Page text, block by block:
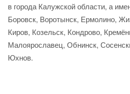
в города Калужской области, а
Боровск, Воротынск, Ермолино,
Киров, Козельск, Кондрово,
Малоярославец, Обнинск,
Юхнов.